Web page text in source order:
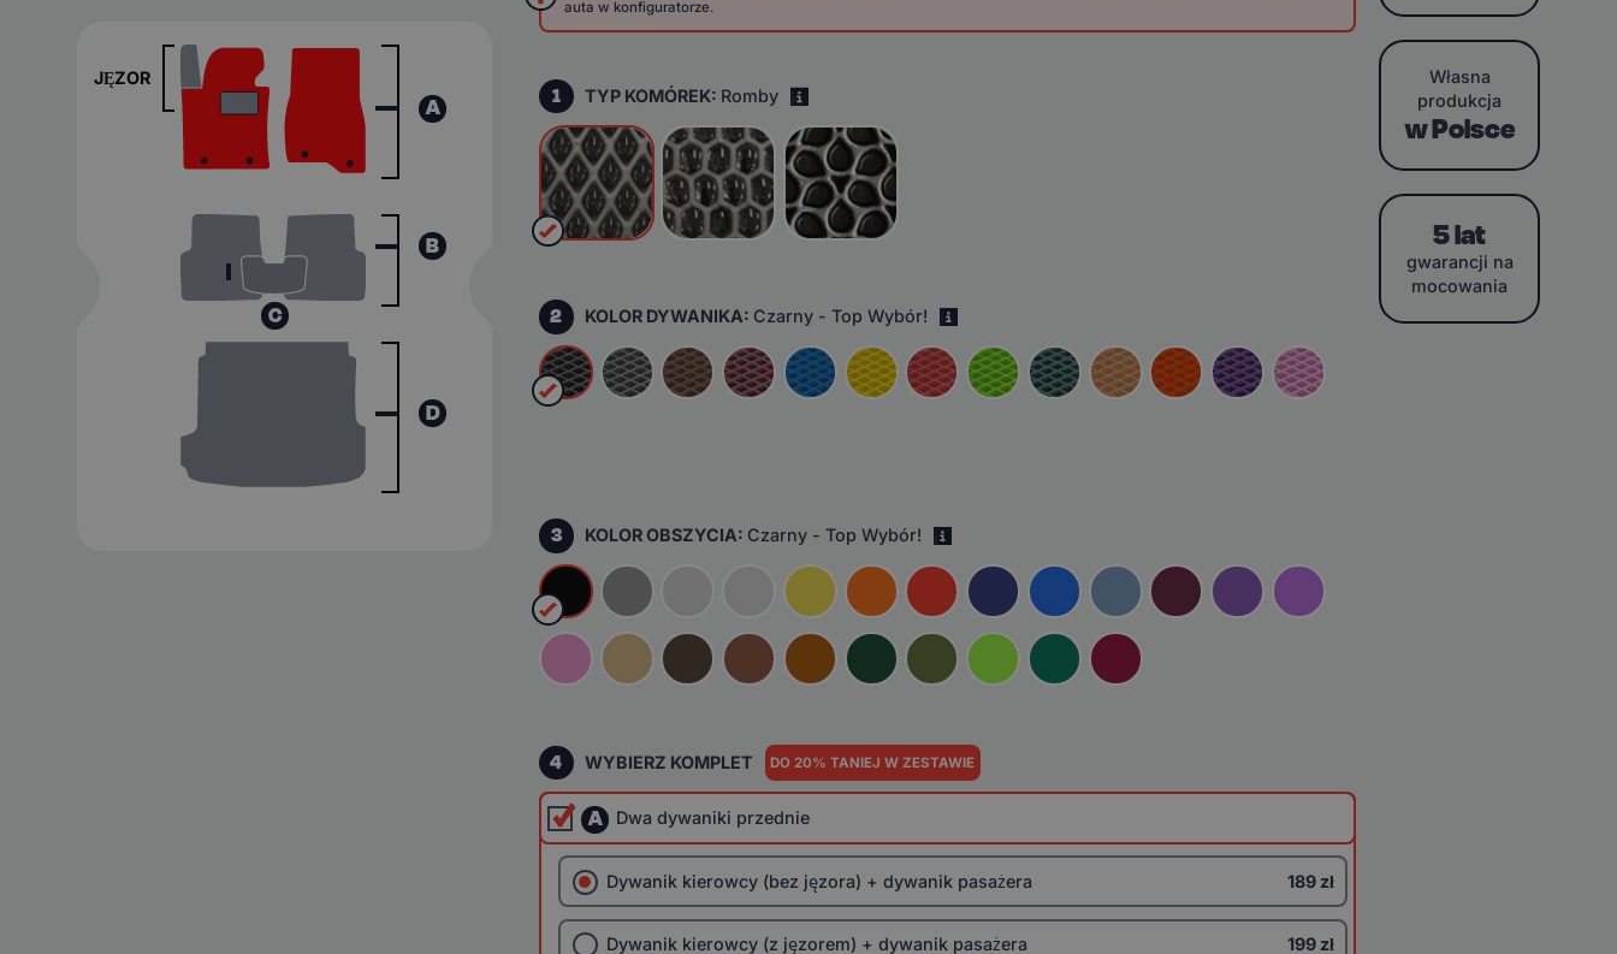
JĘZOR
A
C
B
D
auta w konfiguratorze.
1 TYP KOMÓREK: Romby
2 KOLOR DYWANIKA: Czarny - Top Wybór!
3 KOLOR OBSZYCIA: Czarny - Top Wybór!
4 WYBIERZ KOMPLET DO 20% TANIEJ W ZESTAWIE
A Dwa dywaniki przednie
Dywanik kierowcy (bez jęzora) + dywanik pasażera 189 zł
Dywanik kierowcy (z jęzorem) + dywanik pasażera 199 zł
Własna
produkcja
w Polsce
5 lat
gwarancji na
mocowania